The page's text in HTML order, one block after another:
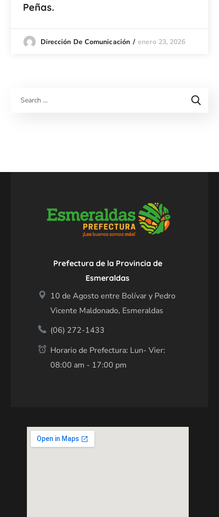
Peñas.
Dirección De Comunicación enero 23, 2026
Prefectura de la Provincia de
Esmeraldas
10 de Agosto entre Bolívar y Pedro
Vicente Maldonado, Esmeraldas
(06) 272-1433
Horario de Prefectura: Lun- Vier:
08:00 am - 17:00 pm